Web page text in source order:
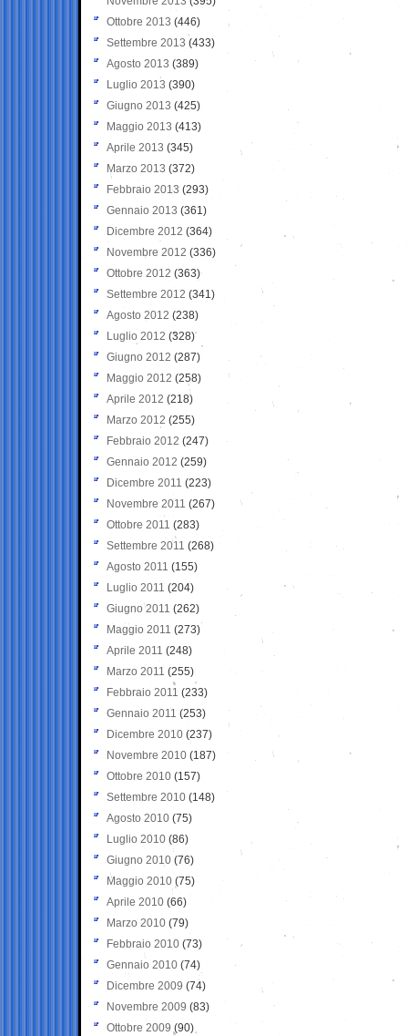
Ottobre 2013 (446)
Settembre 2013 (433)
Agosto 2013 (389)
Luglio 2013 (390)
Giugno 2013 (425)
Maggio 2013 (413)
Aprile 2013 (345)
Marzo 2013 (372)
Febbraio 2013 (293)
Gennaio 2013 (361)
Dicembre 2012 (364)
Novembre 2012 (336)
Ottobre 2012 (363)
Settembre 2012 (341)
Agosto 2012 (238)
Luglio 2012 (328)
Giugno 2012 (287)
Maggio 2012 (258)
Aprile 2012 (218)
Marzo 2012 (255)
Febbraio 2012 (247)
Gennaio 2012 (259)
Dicembre 2011 (223)
Novembre 2011 (267)
Ottobre 2011 (283)
Settembre 2011 (268)
Agosto 2011 (155)
Luglio 2011 (204)
Giugno 2011 (262)
Maggio 2011 (273)
Aprile 2011 (248)
Marzo 2011 (255)
Febbraio 2011 (233)
Gennaio 2011 (253)
Dicembre 2010 (237)
Novembre 2010 (187)
Ottobre 2010 (157)
Settembre 2010 (148)
Agosto 2010 (75)
Luglio 2010 (86)
Giugno 2010 (76)
Maggio 2010 (75)
Aprile 2010 (66)
Marzo 2010 (79)
Febbraio 2010 (73)
Gennaio 2010 (74)
Dicembre 2009 (74)
Novembre 2009 (83)
Ottobre 2009 (90)